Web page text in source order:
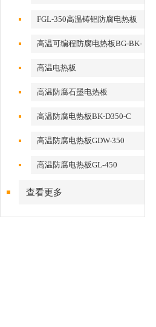
FGL-350高温铸铝防腐电热板
高温可编程防腐电热板BG-BK-
300
高温电热板
高温防腐石墨电热板
高温防腐电热板BK-D350-C
高温防腐电热板GDW-350
高温防腐电热板GL-450
查看更多